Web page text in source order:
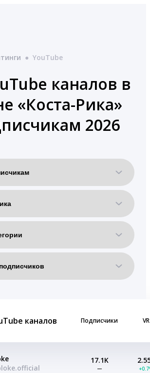
● YouTube
каналов в
«Коста-Рика»
2026
каналов Подписчики VR
17.1K
—